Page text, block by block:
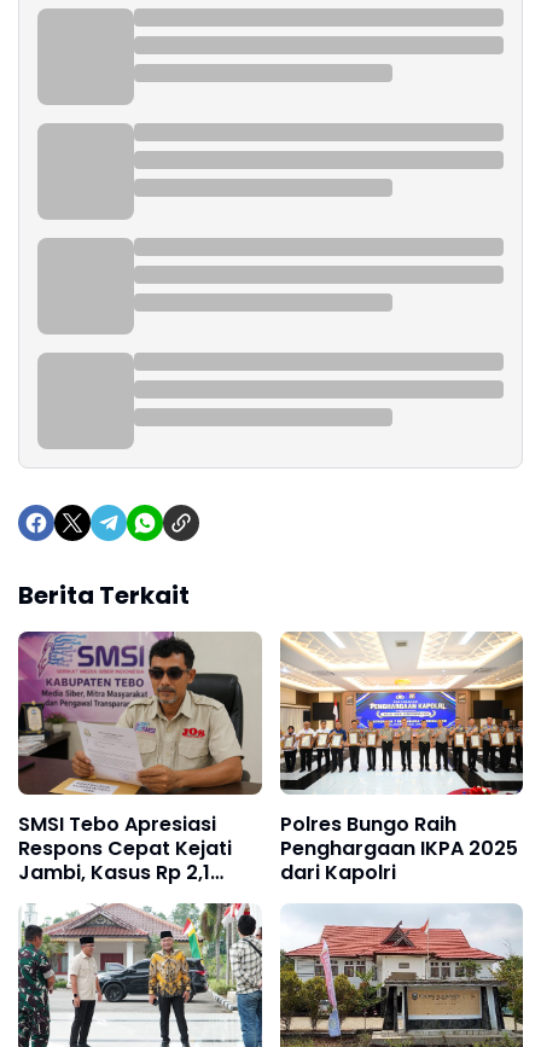
Berita Terkait
SMSI Tebo Apresiasi
Respons Cepat Kejati
Jambi, Kasus Rp 2,1
Kembali Disorot
Polres Bungo Raih
Penghargaan IKPA 2025
dari Kapolri